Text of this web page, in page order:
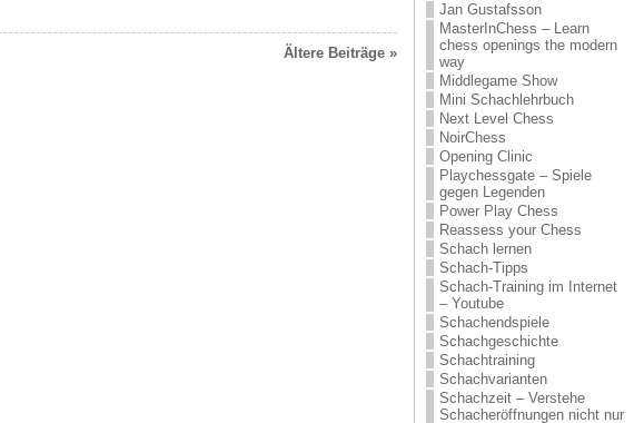
Ältere Beiträge »
Jan Gustafsson
MasterInChess – Learn
chess openings the modern
way
Middlegame Show
Mini Schachlehrbuch
Next Level Chess
NoirChess
Opening Clinic
Playchessgate – Spiele
gegen Legenden
Power Play Chess
Reassess your Chess
Schach lernen
Schach-Tipps
Schach-Training im Internet
– Youtube
Schachendspiele
Schachgeschichte
Schachtraining
Schachvarianten
Schachzeit – Verstehe
Schacheröffnungen nicht nur